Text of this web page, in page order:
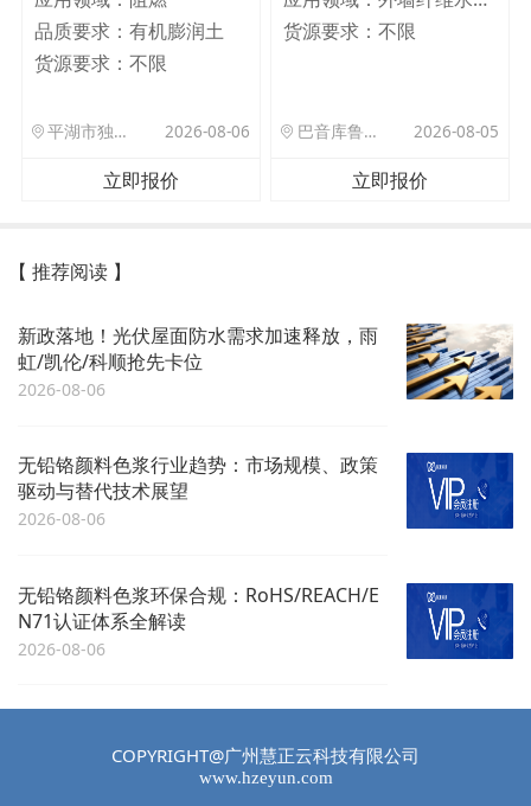
品质要求： 有机膨润土
货源要求： 不限
平湖市独山港镇集港路 589 号 2026-08-06
立即报价
货源要求：不限
巴音库鲁提镇,托帕口岸六号库房 2026-08-05
立即报价
【 推荐阅读 】
新政落地！光伏屋面防水需求加速释放，雨
虹/凯伦/科顺抢先卡位
2026-08-06
无铅铬颜料色浆行业趋势：市场规模、政策
驱动与替代技术展望
2026-08-06
无铅铬颜料色浆环保合规：RoHS/REACH/E
N71认证体系全解读
2026-08-06
COPYRIGHT@广州慧正云科技有限公司
www.hzeyun.com